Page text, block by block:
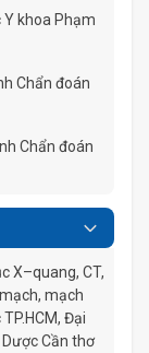
Y khoa Phạm
Chẩn đoán
Chẩn đoán
X–quang, CT,
mạch
Đại
Cần thơ